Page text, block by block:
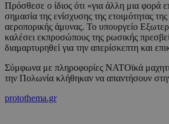
Πρόσθεσε ο ίδιος ότι «για άλλη μια φορά
σημασία της ενίσχυσης της ετοιμότητας
αεροπορικής άμυνας. Το υπουργείο
καλέσει εκπροσώπους της ρωσικής
διαμαρτυρηθεί για την απερίσκεπτη και
Σύμφωνα με πληροφορίες ΝΑΤΟϊκά
την Πολωνία κλήθηκαν να απαντήσουν
protothema.gr